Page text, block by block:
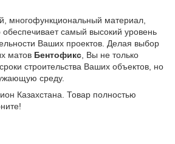
многофункциональный материал,
обеспечивает самый высокий уровень
Ваших проектов. Делая выбор
матов Бентофикс , Вы не только
строительства Ваших объектов, но
среду.
Казахстана. Товар полностью